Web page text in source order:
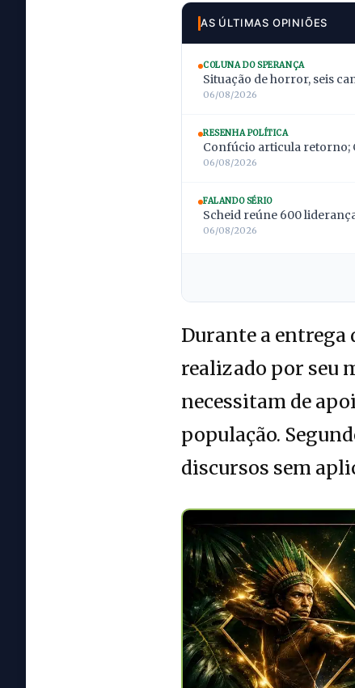
AS ÚLTIMAS OPINIÕES
COLUNA DO SPERANÇA
Situação de horror, seis
06/08/2026
RESENHA POLÍTICA
Confúcio articula retorno;
06/08/2026
FALANDO SÉRIO
Scheid reúne 600
06/08/2026
Durante a entrega
realizado por seu
necessitam de
população.
discursos sem